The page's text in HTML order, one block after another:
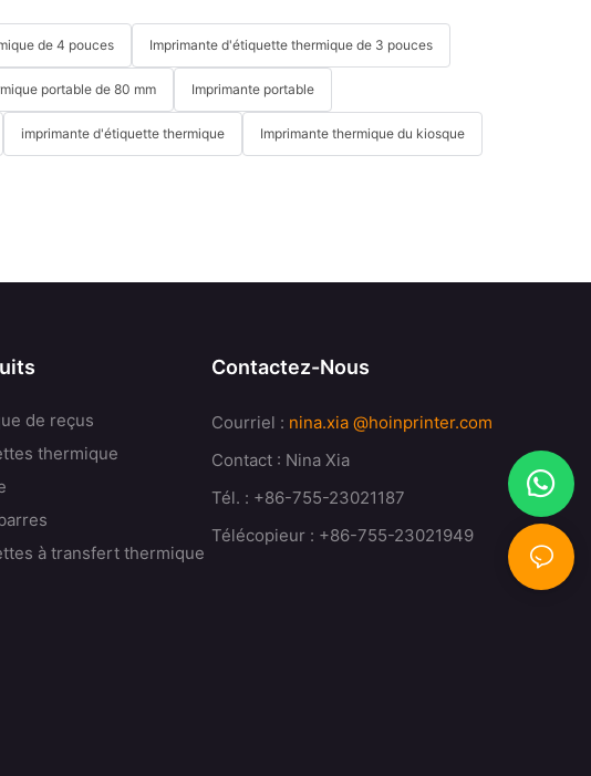
de 4 pouces Imprimante d'étiquette thermique de 3 pouces
portable de 80 mm Imprimante portable
imprimante d'étiquette thermique Imprimante thermique du kiosque
de reçus
thermique
à transfert thermique
Contactez-Nous
Courriel : nina.xia @hoinprinter.com
Contact : Nina Xia
Tél. : +86-755-23021187
Télécopieur : +86-755-23021949